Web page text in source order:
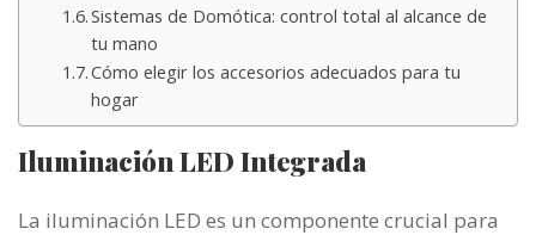
Sistemas de Domótica: control total al alcance de
tu mano
Cómo elegir los accesorios adecuados para tu
hogar
Iluminación LED Integrada
La iluminación LED es un componente crucial para